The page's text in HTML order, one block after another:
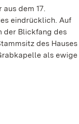
dem 17.
eindrücklich. Auf
der Blickfang des
des Hauses
als ewige